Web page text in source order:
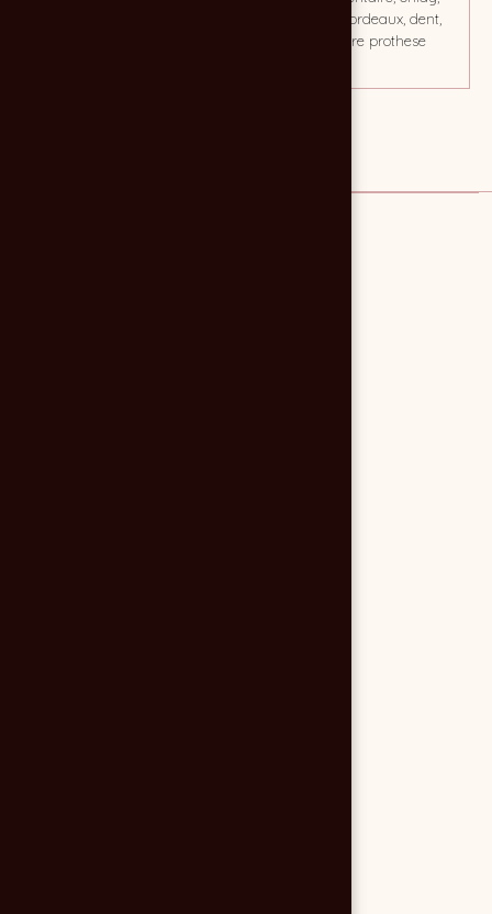
laboratoire, bordeaux, dent,
inly, laboratoire prothese